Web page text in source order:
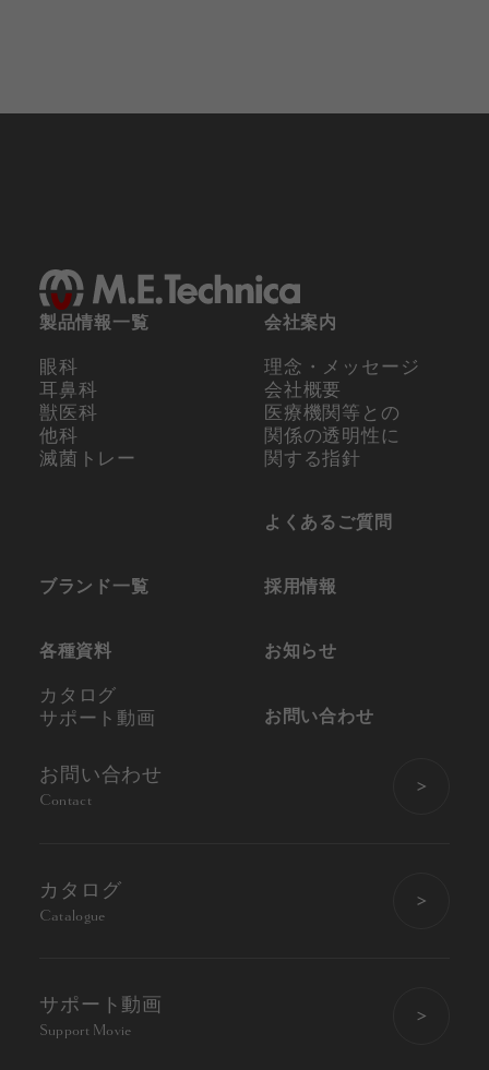
製品情報一覧
眼科
耳鼻科
獣医科
他科
滅菌トレー
ブランド一覧
各種資料
カタログ
サポート動画
会社案内
理念・メッセージ
会社概要
医療機関等との
関係の透明性に
関する指針
よくあるご質問
採用情報
お知らせ
お問い合わせ
お問い合わせ
Contact
カタログ
Catalogue
サポート動画
Support Movie